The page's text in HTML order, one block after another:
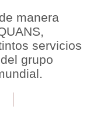
manera
servicios
grupo